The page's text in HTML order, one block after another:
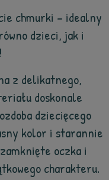
chmurki – idealny
dzieci, jak i
z delikatnego,
doskonale
dziecięcego
kolor i starannie
oczka i
charakteru.